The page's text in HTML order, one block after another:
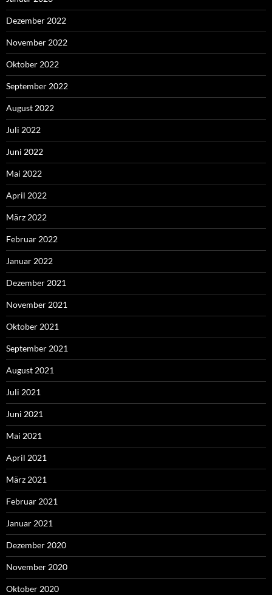
Dezember 2022
November 2022
Oktober 2022
September 2022
August 2022
Juli 2022
Juni 2022
Mai 2022
April 2022
März 2022
Februar 2022
Januar 2022
Dezember 2021
November 2021
Oktober 2021
September 2021
August 2021
Juli 2021
Juni 2021
Mai 2021
April 2021
März 2021
Februar 2021
Januar 2021
Dezember 2020
November 2020
Oktober 2020